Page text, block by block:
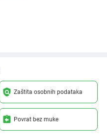
policy Zaštita osobnih podataka
assignment_return Povrat bez muke